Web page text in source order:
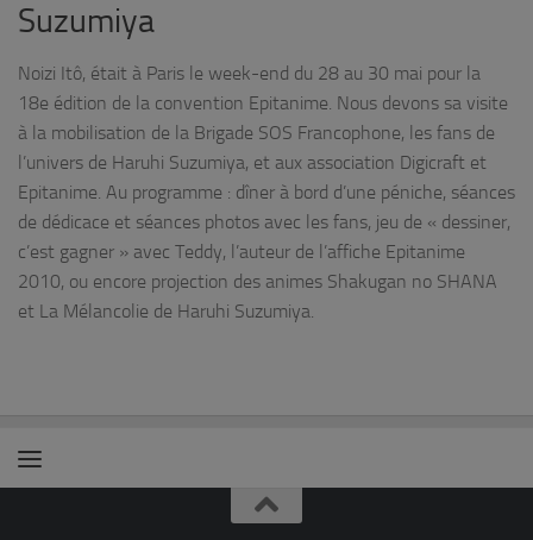
Suzumiya
Noizi Itô, était à Paris le week-end du 28 au 30 mai pour la
18e édition de la convention Epitanime. Nous devons sa visite
à la mobilisation de la Brigade SOS Francophone, les fans de
l’univers de Haruhi Suzumiya, et aux association Digicraft et
Epitanime. Au programme : dîner à bord d’une péniche, séances
de dédicace et séances photos avec les fans, jeu de « dessiner,
c’est gagner » avec Teddy, l’auteur de l’affiche Epitanime
2010, ou encore projection des animes Shakugan no SHANA
et La Mélancolie de Haruhi Suzumiya.